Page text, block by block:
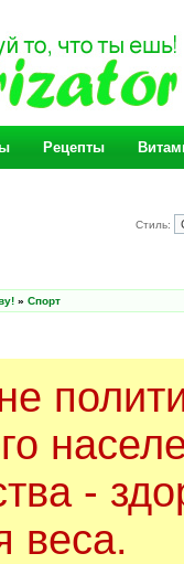
Рецепты
Стиль:
» Спорт
-
веса.